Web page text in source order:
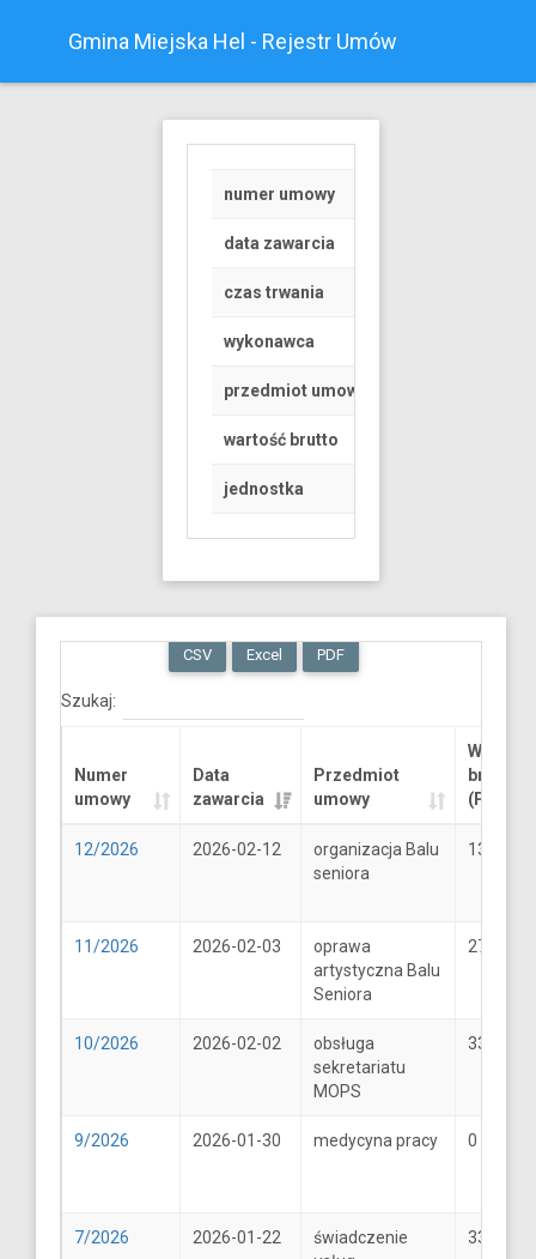
Gmina Miejska Hel - Rejestr Umów
numer umowy
data zawarcia
czas trwania
wykonawca
przedmiot umowy
wartość brutto
jednostka
CSV Excel PDF
Szukaj:
Numer
umowy
Data
zawarcia
Przedmiot
umowy
Wartość
brutto
(PLN)
12/2026 2026-02-12
organizacja Balu
seniora
13289.6
11/2026 2026-02-03
oprawa
artystyczna Balu
Seniora
2706
10/2026 2026-02-02
obsługa
sekretariatu
MOPS
33
9/2026 2026-01-30 medycyna pracy 0
7/2026 2026-01-22
świadczenie
33